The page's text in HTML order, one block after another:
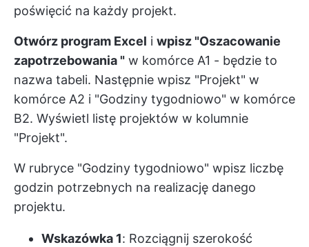
poświęcić na każdy projekt.
Otwórz program Excel i wpisz "Oszacowanie
zapotrzebowania " w komórce A1 - będzie to
nazwa tabeli. Następnie wpisz "Projekt" w
komórce A2 i "Godziny tygodniowo" w komórce
B2. Wyświetl listę projektów w kolumnie
"Projekt".
W rubryce "Godziny tygodniowo" wpisz liczbę
godzin potrzebnych na realizację danego
projektu.
Wskazówka 1: Rozciągnij szerokość